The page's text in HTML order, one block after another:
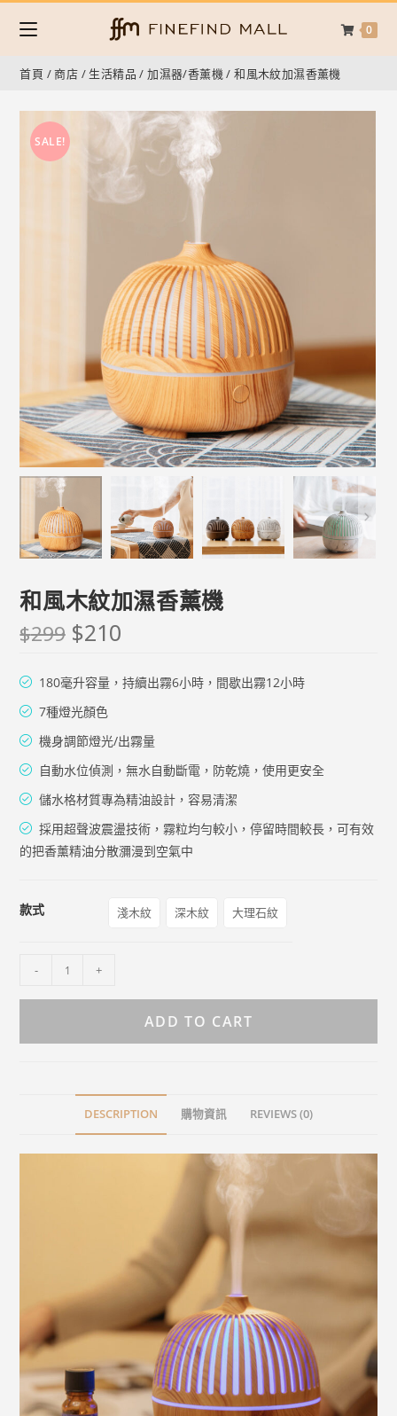
0
首頁 /商店 / 生活精品 /加濕器/香薰機/和風木紋加濕香薰機
SALE!
和風木紋加濕香薰機
$299 $210
180毫升容量，持續出霧6小時，間歇出霧12小時
7種燈光顏色
機身調節燈光/出霧量
自動水位偵測，無水自動斷電，防乾燒，使用更安全
儲水格材質專為精油設計，容易清潔
採用超聲波震盪技術，霧粒均勻較小，停留時間較長，可有效
的把香薰精油分散瀰漫到空氣中
款式 淺木紋 深木紋 大理石紋
- +
ADD TO CART
DESCRIPTION 購物資訊 REVIEWS (0)